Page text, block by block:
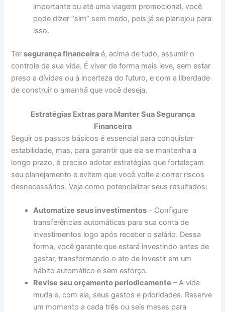
importante ou até uma viagem promocional, você
pode dizer “sim” sem medo, pois já se planejou para
isso.
Tersegurança financeira é, acima de tudo, assumir o
controle da sua vida. É viver de forma mais leve, sem estar
preso a dívidas ou à incerteza do futuro, e com a liberdade
de construir o amanhã que você deseja.
Estratégias Extras para Manter Sua Segurança
Financeira
Seguir os passos básicos é essencial para conquistar
estabilidade, mas, para garantir que ela se mantenha a
longo prazo, é preciso adotar estratégias que fortaleçam
seu planejamento e evitem que você volte a correr riscos
desnecessários. Veja como potencializar seus resultados:
Automatize seus investimentos – Configure
transferências automáticas para sua conta de
investimentos logo após receber o salário. Dessa
forma, você garante que estará investindo antes de
gastar, transformando o ato de investir em um
hábito automático e sem esforço.
Revise seu orçamento periodicamente – A vida
muda e, com ela, seus gastos e prioridades. Reserve
um momento a cada três ou seis meses para